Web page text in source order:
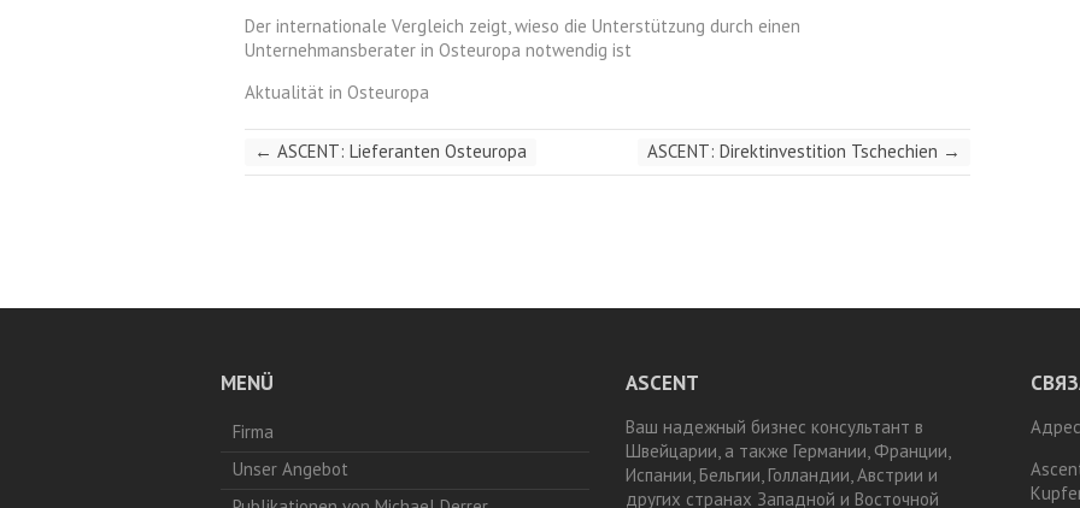
Der internationale Vergleich zeigt, wieso die Unterstützung durch einen
Unternehmansberater in Osteuropa notwendig ist
Aktualität in Osteuropa
← ASCENT: Lieferanten Osteuropa ASCENT: Direktinvestition Tschechien →
MENÜ
Firma
Unser Angebot
ASCENT
Ваш надежный бизнес консультант в
Швейцарии, а также Германии, Франции,
Испании, Бельгии, Голландии, Австрии и
других странах Западной и Восточной